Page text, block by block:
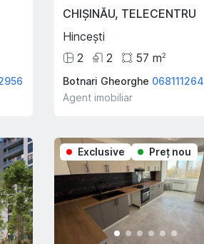
CHIȘINĂU, TELECENTRU
Hincești
2
2 57 m2
Botnari Gheorghe 068111264
Agent imobiliar
Exclusive Preţ nou